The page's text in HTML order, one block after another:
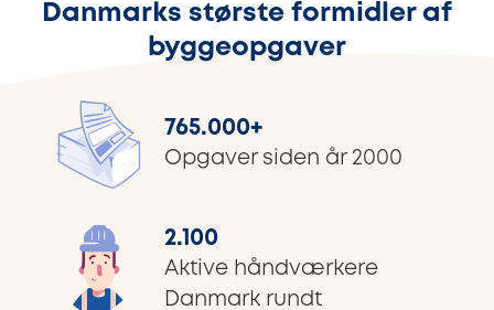
Danmarks største formidler af
byggeopgaver
765.000+
Opgaver siden år 2000
2.100
Aktive håndværkere
Danmark rundt